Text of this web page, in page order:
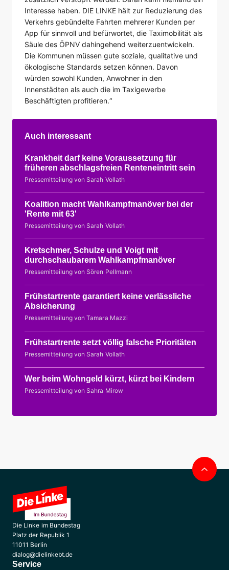
Interesse haben. DIE LINKE hält zur Reduzierung des
Verkehrs gebündelte Fahrten mehrerer Kunden per
App für sinnvoll und befürwortet, die Taximobilität als
Säule des ÖPNV dahingehend weiterzuentwickeln.
Die Kommunen müssen gute soziale, qualitative und
ökologische Standards setzen können. Davon
würden sowohl Kunden, Anwohner in den
Innenstädten als auch die im Taxigewerbe
Beschäftigten profitieren.“
Auch interessant
Krankheit darf keine Voraussetzung für
früheren abschlagsfreien Renteneintritt sein
Pressemitteilung von Sarah Vollath
Koalition macht Wahlkampfmanöver bei der
'Rente mit 63'
Pressemitteilung von Sarah Vollath
Kretschmer, Schulze und Voigt mit
durchschaubarem Wahlkampfmanöver
Pressemitteilung von Sören Pellmann
Frühstartrente garantiert keine verlässliche
Absicherung
Pressemitteilung von Tamara Mazzi
Frühstartrente setzt völlig falsche Prioritäten
Pressemitteilung von Sarah Vollath
Wer beim Wohngeld kürzt, kürzt bei Kindern
Pressemitteilung von Sahra Mirow
Die Linke im Bundestag
Platz der Republik 1
11011 Berlin
dialog@dielinkebt.de
Service